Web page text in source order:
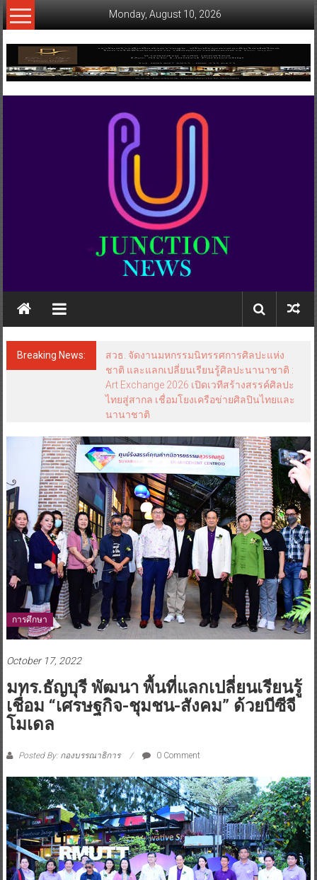
Skip
to
Monday, August 10, 2026
www.ujunctionnews.com
เว็บ
ข่าว
Breaking News:
ททท. ภูมิภาคภาคตะวันออก ชูความสำเร็จ
“Agent Fam Trip: Give & Go East” ปลื้มผู้
ประกอบการตอบรับเยี่ยม พร้อมต่อยอดขายแพ็ก
เกจ Corporate กระตุ้นเศรษฐกิจ
การศึกษา
มทร.ธัญบุรี พัฒนา พื้นที่แลกเปลี่ยนเรียนรู้
เชื่อม “เศรษฐกิจ-ชุมชน-สังคม” ด้วยบีซีจี
โมเดล